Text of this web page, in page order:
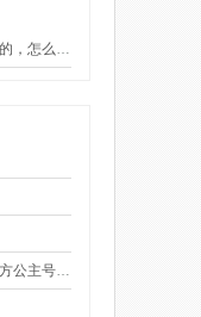
我和家人去泰国，有个未满18岁的，怎么算费用？
东方公主号_泰国东方公主号_东方公主号人妖表演